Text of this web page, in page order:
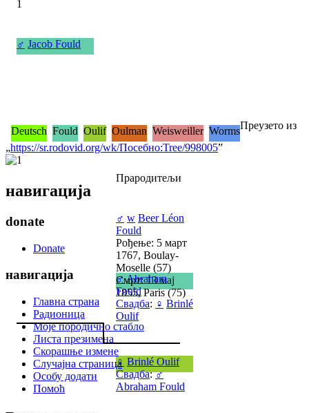
1
♂ Jacob Fould
1
Прародитељи
♂ w Beer Léon
Fould
Рођење: 5 март
1767, Boulay-
Moselle (57)
Смрт: 13 мај
1855, Paris (75)
♂Abraham
Fould
Свадба: ♀ Brinlé
Oulif
♀ Brinlé Oulif
Свадба:♂
Abraham Fould
Deutsch Fould Oulif Oulman Weisweiller WormsПреузето из
„https://sr.rodovid.org/wk/Посебно:Tree/998005”
навигација
donate
Donate
навигација
Главна страна
Радионица
Моје породично стабло
Листа презимена
Скорашње измене
Случајна страница
Особу додати
Помоћ